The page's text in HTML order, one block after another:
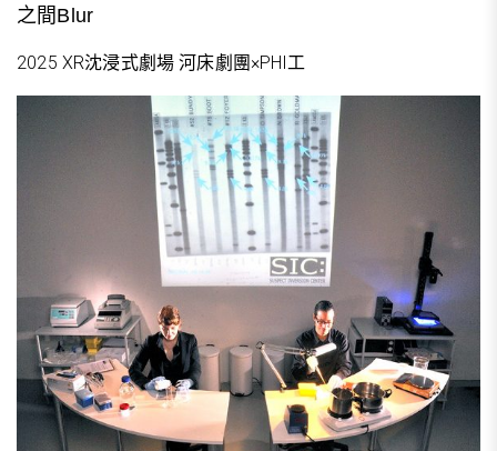
之間Blur
2025 XR沈浸式劇場 河床劇團×PHI工